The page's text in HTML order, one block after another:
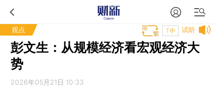
观点 试听
T中
彭文生：从规模经济看宏观经济大
势
2026年05月21日 10:33